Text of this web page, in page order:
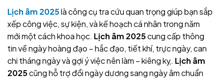
Lịch âm 2025là công cụ tra cứu quan trọng giúp bạn sắp
xếp công việc, sự kiện, và kế hoạch cá nhân trong năm
mới một cách khoa học. Lịch âm 2025cung cấp thông
tin về ngày hoàng đạo – hắc đạo, tiết khí, trực ngày, can
chi tháng ngày và gợi ý việc nên làm – kiêng kỵ. Lịch âm
2025cũng hỗ trợ đổi ngày dương sang ngày âm chuẩn